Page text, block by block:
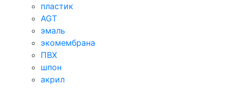
пластик
AGT
эмаль
экомембрана
ПВХ
шпон
акрил